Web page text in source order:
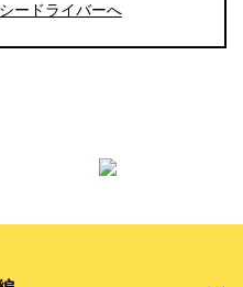
ードライバーへ